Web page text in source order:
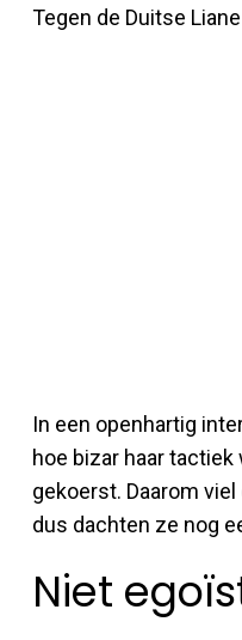
Tegen de Duitse
In een openhartig
hoe bizar haar
gekoerst. Daarom
dus dachten ze nog
Niet